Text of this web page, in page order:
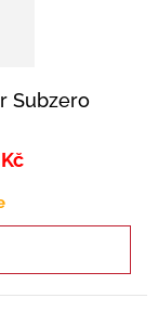
Subzero
Kč